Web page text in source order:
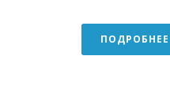
ПОДРОБНЕЕ